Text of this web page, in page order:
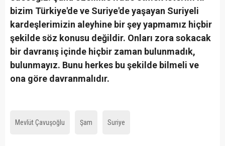
bizim Türkiye'de ve Suriye'de yaşayan Suriyeli
kardeşlerimizin aleyhine bir şey yapmamız hiçbir
şekilde söz konusu değildir. Onları zora sokacak
bir davranış içinde hiçbir zaman bulunmadık,
bulunmayız. Bunu herkes bu şekilde bilmeli ve
ona göre davranmalıdır.
Mevlüt Çavuşoğlu Şam Suriye